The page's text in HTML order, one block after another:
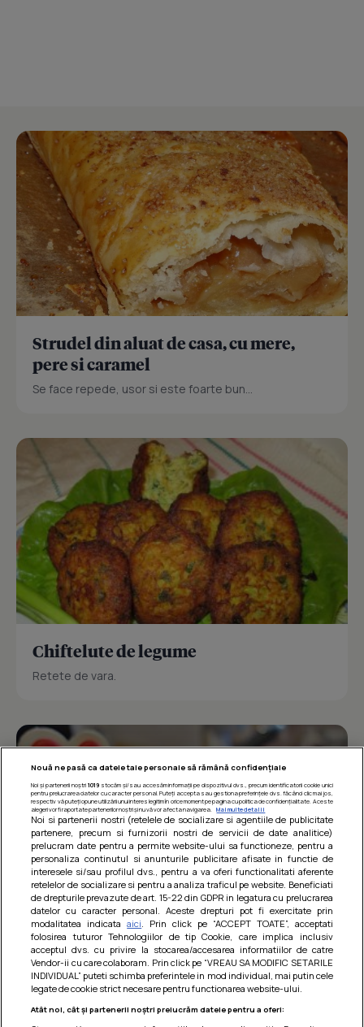
Strudel din aluat de casa, cu mere,
pere si caramel
Se face repede, usor si este foarte bun...
Chiftelute de legume
Retete de vara.
Barcute din vinete cu arpagic rosu
Un deliciu usor de preparat!
Nouă ne pasă ca datele tale personale să rămână confidențiale
Noi și partenerii noștri 1019stocăm și/sau accesăm informații pe dispozitivul dvs., precum identificatorii cookie unici
pentru prelucrarea datelor cu caracter personal. Puteți accepta sau gestiona preferințele dvs. făcând clic mai jos,
respectiv vă puteți opune utilizării unui interes legitim în orice moment pe pagina cu politica de confidențialitate. Aceste
alegeri vor fi raportate partenerilor noștri și nu vă vor afecta navigarea.
Mai multe detalii
Noi si partenerii nostri (retelele de socializare si agentiile de publicitate
partenere, precum si furnizorii nostri de servicii de date analitice)
prelucram date pentru a permite website-ului sa functioneze, pentru a
personaliza continutul si anunturile publicitare afisate in functie de
interesele si/sau profilul dvs., pentru a va oferi functionalitati aferente
retelelor de socializare si pentru a analiza traficul pe website. Beneficiati
de drepturile prevazute de art. 15-22 din GDPR in legatura cu prelucrarea
datelor cu caracter personal. Aceste drepturi pot fi exercitate prin
modalitatea indicataaici . Prin click pe “ACCEPT TOATE”, acceptati
folosirea tuturor Tehnologiilor de tip Cookie, care implica inclusiv
acceptul dvs. cu privire la stocarea/accesarea informatiilor de catre
Vendor-ii cu care colaboram. Prin click pe “VREAU SA MODIFIC SETARILE
INDIVIDUAL” puteti schimba preferintele in mod individual, mai putin cele
legate de cookie strict necesare pentru functionarea website-ului.
Atât noi, cât și partenerii noștri prelucrăm datele pentru a oferi: